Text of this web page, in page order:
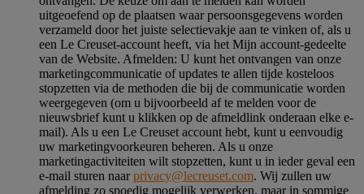
uitgeoefend op de plaatsen waar persoonsgegevens worden
verzameld door het juiste selectievakje aan te vinken of, als u
een Le Creuset-account heeft, via het Mijn account-gedeelte
van de Website. Afmelden: U kunt het ontvangen van onze
marketingcommunicatie of updates te allen tijde kosteloos
stopzetten via de methoden die bij de communicatie worden
weergegeven (om u bijvoorbeeld af te melden voor de
nieuwsbrief kunt u klikken op de afmeldlink onderaan elke e-
mail). Als u een Le Creuset account hebt, kunt u eenvoudig
uw marketingvoorkeuren beheren. Als u onze
marketingactiviteiten wilt stopzetten, kunt u in ieder geval een
e-mail sturen naarprivacy@lecreuset.com. Wij zullen uw
afmelding zo spoedig mogelijk verwerken, maar in sommige